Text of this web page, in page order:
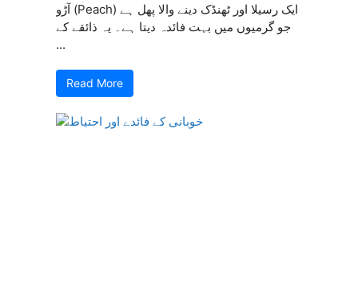
آڑو (Peach) ایک رسیلا اور ٹھنڈک دینے والا پھل ہے
جو گرمیوں میں بہت فائدہ دیتا ہے۔ یہ ذائقے کے
...
Read More